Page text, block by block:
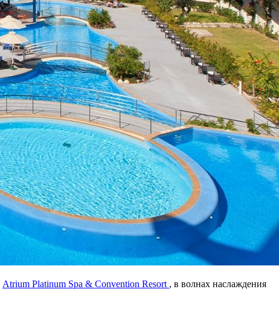
Atrium Platinum Spa & Convention Resort , в волнах наслаждения